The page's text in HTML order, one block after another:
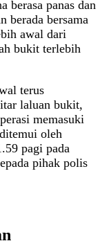
berasa panas dan
berada bersama
awal dari
bukit terlebih
terus
laluan bukit,
memasuki
oleh
pagi pada
pihak polis